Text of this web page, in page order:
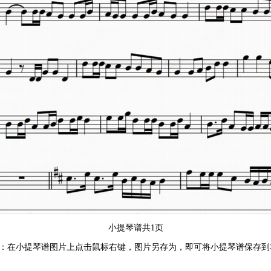
小提琴谱共1页
在小提琴谱图片上点击鼠标右键，图片另存为，即可将小提琴谱保存